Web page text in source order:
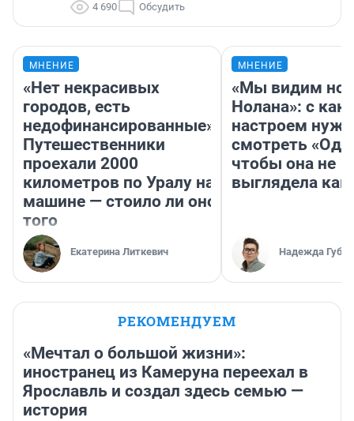
4 690 Обсудить
МНЕНИЕ
«Нет некрасивых
городов, есть
недофинансированные».
Путешественники
проехали 2000
километров по Уралу на
машине — стоило ли оно
того
Екатерина Литкевич
МНЕНИЕ
«Мы видим
Нолана»: с
настроем
смотреть
чтобы она не
выглядела как
Надежда
РЕКОМЕНДУЕМ
«Мечтал о большой жизни»:
иностранец из Камеруна переехал в
Ярославль и создал здесь семью —
история